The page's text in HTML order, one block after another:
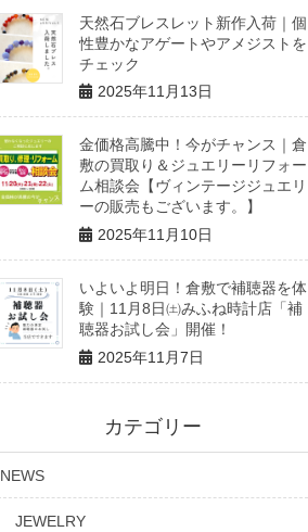
天然石ブレスレット新作入荷｜個
性豊かなアゲートやアメジストを
チェック
2025年11月13日
金価格高騰中！今がチャンス｜倉
敷の買取り＆ジュエリーリフォー
ム相談会【ヴィンテージジュエリ
ーの販売もございます。】
2025年11月10日
いよいよ明日！倉敷で補聴器を体
験｜11月8日㈯みふね時計店「補
聴器お試し会」開催！
2025年11月7日
カテゴリー
NEWS
JEWELRY